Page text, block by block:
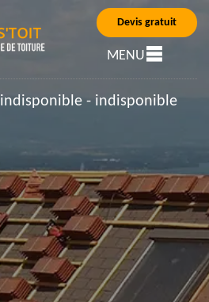
Devis gratuit
MENU
indisponible - indisponible